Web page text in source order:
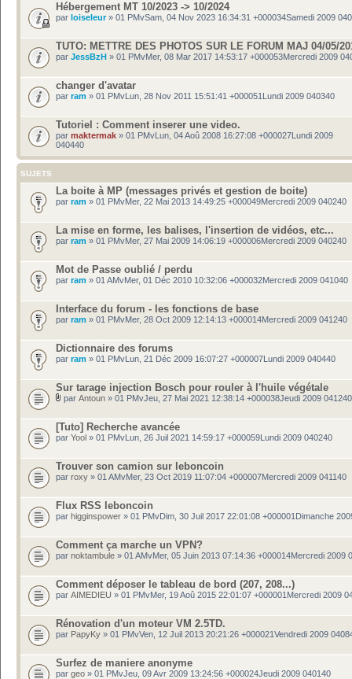
Hébergement MT 10/2023 -> 10/2024
par loiseleur» 01 PMvSam, 04 Nov 2023 16:34:31 +000034Samedi 2009
TUTO: METTRE DES PHOTOS SUR LE FORUM MAJ 04/05/
par JessBzH » 01 PMvMer, 08 Mar 2017 14:53:17 +000053Mercredi 2009
changer d'avatar
par ram » 01 PMvLun, 28 Nov 2011 15:51:41 +000051Lundi 2009 040340
Tutoriel : Comment inserer une video.
par maktermak » 01 PMvLun, 04 Aoû 2008 16:27:08 +000027Lundi 2009
040440
SUJETS
La boite à MP (messages privés et gestion de boite)
par ram » 01 PMvMer, 22 Mai 2013 14:49:25 +000049Mercredi 2009 040240
La mise en forme, les balises, l'insertion de vidéos, etc...
par ram » 01 PMvMer, 27 Mai 2009 14:06:19 +000006Mercredi 2009 040240
Mot de Passe oublié / perdu
par ram » 01 AMvMer, 01 Déc 2010 10:32:06 +000032Mercredi 2009 041040
Interface du forum - les fonctions de base
par ram » 01 PMvMer, 28 Oct 2009 12:14:13 +000014Mercredi 2009 041240
Dictionnaire des forums
par ram » 01 PMvLun, 21 Déc 2009 16:07:27 +000007Lundi 2009 040440
Sur tarage injection Bosch pour rouler à l'huile végétale
par Antoun » 01 PMvJeu, 27 Mai 2021 12:38:14 +000038Jeudi 2009 041240
[Tuto] Recherche avancée
par Yool » 01 PMvLun, 26 Juil 2021 14:59:17 +000059Lundi 2009 040240
Trouver son camion sur leboncoin
par roxy » 01 AMvMer, 23 Oct 2019 11:07:04 +000007Mercredi 2009 041140
Flux RSS leboncoin
par higginspower » 01 PMvDim, 30 Juil 2017 22:01:08 +000001Dimanche
Comment ça marche un VPN?
par noktambule » 01 AMvMer, 05 Juin 2013 07:14:36 +000014Mercredi 2009
Comment déposer le tableau de bord (207, 208...)
par AIMEDIEU » 01 PMvMer, 19 Aoû 2015 22:01:07 +000001Mercredi 2009
Rénovation d'un moteur VM 2.5TD.
par PapyKy » 01 PMvVen, 12 Juil 2013 20:21:26 +000021Vendredi 2009
Surfez de maniere anonyme
par geo » 01 PMvJeu, 09 Avr 2009 13:24:56 +000024Jeudi 2009 040140